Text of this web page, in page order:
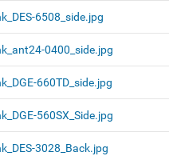
6508_side.jpg
0400_side.jpg
660TD_side.jpg
560SX_Side.jpg
3028_Back.jpg